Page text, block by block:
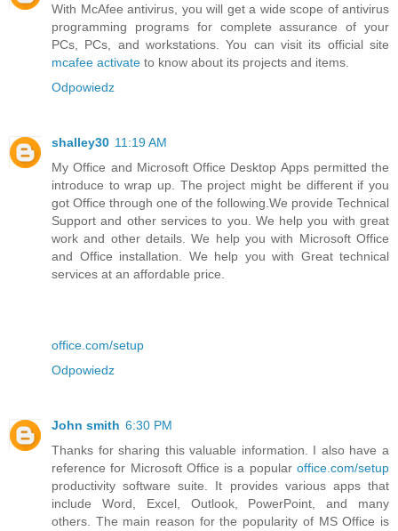
With McAfee antivirus, you will get a wide scope of antivirus
programming programs for complete assurance of your
PCs, PCs, and workstations. You can visit its official site
mcafee activate to know about its projects and items.
Odpowiedz
shalley30 11:19 AM
My Office and Microsoft Office Desktop Apps permitted the
introduce to wrap up. The project might be different if you
got Office through one of the following.We provide Technical
Support and other services to you. We help you with great
work and other details. We help you with Microsoft Office
and Office installation. We help you with Great technical
services at an affordable price.
office.com/setup
Odpowiedz
John smith 6:30 PM
Thanks for sharing this valuable information. I also have a
reference for Microsoft Office is a popular office.com/setup
productivity software suite. It provides various apps that
include Word, Excel, Outlook, PowerPoint, and many
others. The main reason for the popularity of MS Office is